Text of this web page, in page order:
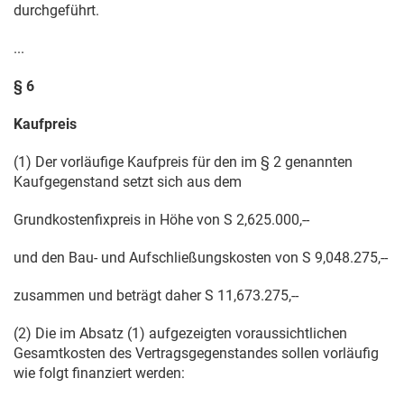
durchgeführt.
...
§ 6
Kaufpreis
(1) Der vorläufige Kaufpreis für den im § 2 genannten
Kaufgegenstand setzt sich aus dem
Grundkostenfixpreis in Höhe von S 2,625.000,--
und den Bau- und Aufschließungskosten von S 9,048.275,--
zusammen und beträgt daher S 11,673.275,--
(2) Die im Absatz (1) aufgezeigten voraussichtlichen
Gesamtkosten des Vertragsgegenstandes sollen vorläufig
wie folgt finanziert werden: